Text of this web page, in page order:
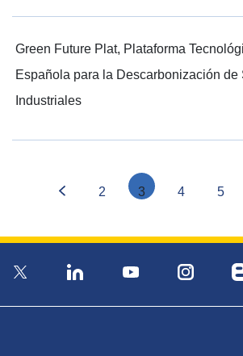
Green Future Plat, Plataforma
Española para la Descarbonización de
Industriales
2 3 4 5